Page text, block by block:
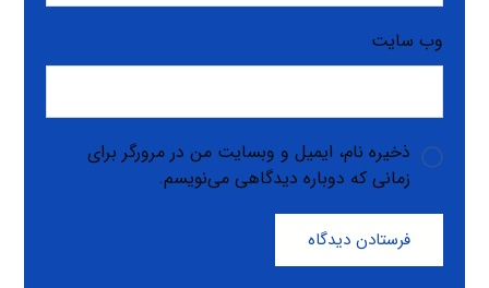
وب‌ سایت
ذخیره نام، ایمیل و وبسایت من در مرورگر برای
زمانی که دوباره دیدگاهی می‌نویسم.
فرستادن دیدگاه